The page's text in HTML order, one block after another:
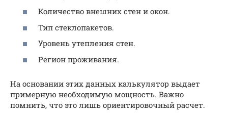
Количество внешних стен и окон.
Тип стеклопакетов.
Уровень утепления стен.
Регион проживания.
На основании этих данных калькулятор выдает
примерную необходимую мощность. Важно
помнить, что это лишь ориентировочный расчет.